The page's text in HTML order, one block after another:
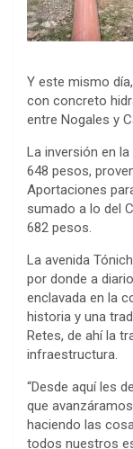
Y este mismo
con concreto
entre Nogales y
La inversión en
648 pesos,
Aportaciones
sumado a lo del
682 pesos.
La avenida
por donde a
enclavada en la
historia y una
Retes, de ahí la
infraestructura.
“Desde aquí les
que
haciendo las
todos nuestros